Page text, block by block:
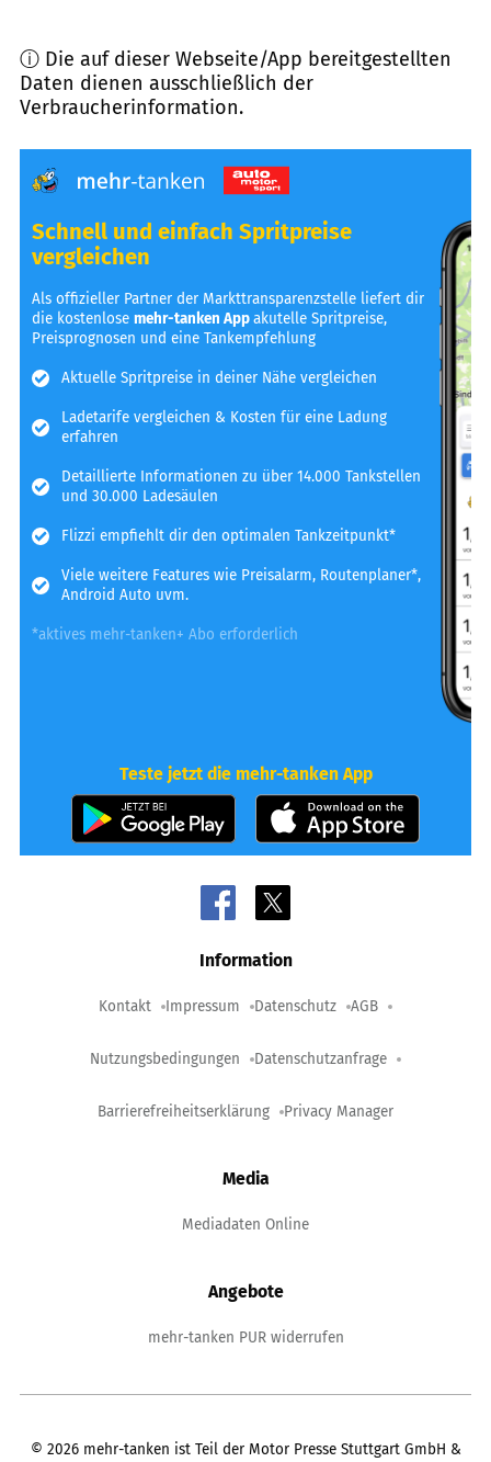
ⓘ Die auf dieser Webseite/App bereitgestellten
Daten dienen ausschließlich der
Verbraucherinformation.
Schnell und einfach Spritpreise
vergleichen
Als offizieller Partner der Markttransparenzstelle liefert dir
die kostenlosemehr-tanken Appakutelle Spritpreise,
Preisprognosen und eine Tankempfehlung
Aktuelle Spritpreise in deiner Nähe vergleichen
Ladetarife vergleichen & Kosten für eine Ladung
erfahren
Detaillierte Informationen zu über 14.000 Tankstellen
und 30.000 Ladesäulen
Flizzi empfiehlt dir den optimalen Tankzeitpunkt*
Viele weitere Features wie Preisalarm, Routenplaner*,
Android Auto uvm.
*aktives mehr-tanken+ Abo erforderlich
Teste jetzt die mehr-tanken App
Information
Kontakt Impressum Datenschutz AGB
Nutzungsbedingungen Datenschutzanfrage
Barrierefreiheitserklärung Privacy Manager
Media
Mediadaten Online
Angebote
mehr-tanken PUR widerrufen
© 2026 mehr-tanken ist Teil der Motor Presse Stuttgart GmbH &